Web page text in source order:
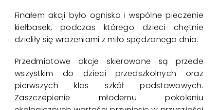
Finałem akcji było ognisko i wspólne pieczenie
kiełbasek, podczas którego dzieci chętnie
dzieliły się wrażeniami z miło spędzonego dnia.
Przedmiotowe akcje skierowane są przede
wszystkim do dzieci przedszkolnych oraz
pierwszych klas szkół podstawowych.
Zaszczepienie młodemu pokoleniu